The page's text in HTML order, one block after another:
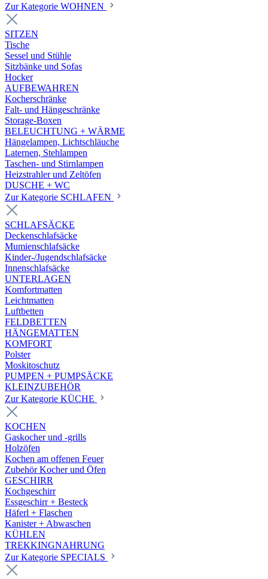
Zur Kategorie WOHNEN
SITZEN
Tische
Sessel und Stühle
Sitzbänke und Sofas
Hocker
AUFBEWAHREN
Kocherschränke
Falt- und Hängeschränke
Storage-Boxen
BELEUCHTUNG + WÄRME
Hängelampen, Lichtschläuche
Laternen, Stehlampen
Taschen- und Stirnlampen
Heizstrahler und Zeltöfen
DUSCHE + WC
Zur Kategorie SCHLAFEN
SCHLAFSÄCKE
Deckenschlafsäcke
Mumienschlafsäcke
Kinder-/Jugendschlafsäcke
Innenschlafsäcke
UNTERLAGEN
Komfortmatten
Leichtmatten
Luftbetten
FELDBETTEN
HÄNGEMATTEN
KOMFORT
Polster
Moskitoschutz
PUMPEN + PUMPSÄCKE
KLEINZUBEHÖR
Zur Kategorie KÜCHE
KOCHEN
Gaskocher und -grills
Holzöfen
Kochen am offenen Feuer
Zubehör Kocher und Öfen
GESCHIRR
Kochgeschirr
Essgeschirr + Besteck
Häferl + Flaschen
Kanister + Abwaschen
KÜHLEN
TREKKINGNAHRUNG
Zur Kategorie SPECIALS